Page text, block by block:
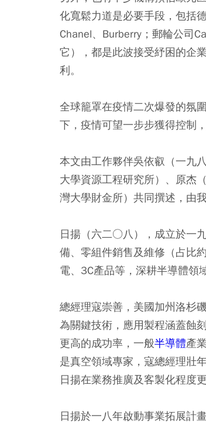
化寬鬆力道是必要手段，包括
Chanel、Burberry；郵輪公司
它），都是此波接受紓困的企
利。
全球籠罩在疫情二次爆發的氛
下，疫情可望一步步獲得控制
本文由工作夥伴吳依叡（一九
大學資源工程研究所）、原杰
灣大學財金所）共同撰述，由
日揚（六二○八），成立於一
備、零組件銷售及維修（占比
電、3C產品等，深耕半導體領
總經理寇崇善，美國加州洛杉
為關鍵技術，應用製程涵蓋蝕
更高的成功率，一般半導體產
是真空領域專家，寇總經理壯
日揚在業務推廣及客製化程度更
日揚於一八年啟動事業拓展計